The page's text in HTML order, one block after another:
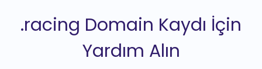
.racing Domain Kaydı İçin
Yardım Alın